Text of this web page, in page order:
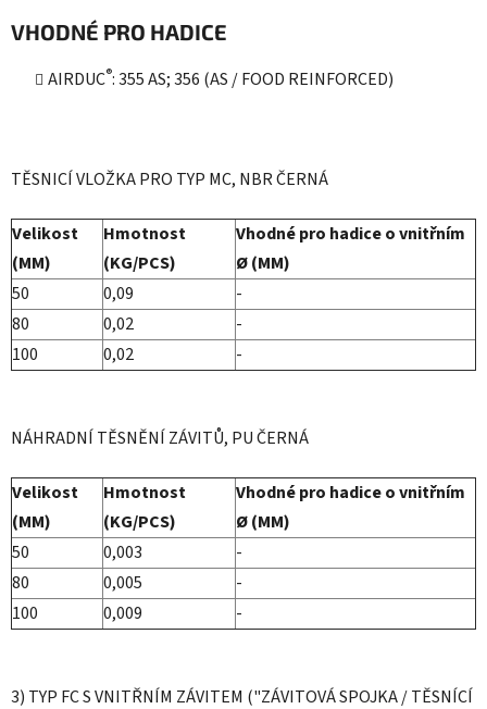
VHODNÉ PRO HADICE
AIRDUC®: 355 AS; 356 (AS / FOOD REINFORCED)
TĚSNICÍ VLOŽKA PRO TYP MC, NBR ČERNÁ
Velikost
(MM)
Hmotnost
(KG/PCS)
Vhodné pro hadice o vnitřním
Ø (MM)
50
0,09
-
80
0,02
-
100
0,02 -
NÁHRADNÍ TĚSNĚNÍ ZÁVITŮ, PU ČERNÁ
Velikost
(MM)
Hmotnost
(KG/PCS)
Vhodné pro hadice o vnitřním
Ø (MM)
50
0,003
-
80
0,005
-
100
0,009 -
3) TYP FC S VNITŘNÍM ZÁVITEM ("ZÁVITOVÁ SPOJKA / TĚSNÍCÍ